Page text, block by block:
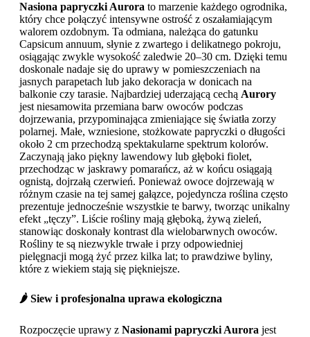
Nasiona papryczki Aurora to marzenie każdego ogrodnika,
który chce połączyć intensywne ostrość z oszałamiającym
walorem ozdobnym. Ta odmiana, należąca do gatunku
Capsicum annuum, słynie z zwartego i delikatnego pokroju,
osiągając zwykle wysokość zaledwie 20–30 cm. Dzięki temu
doskonale nadaje się do uprawy w pomieszczeniach na
jasnych parapetach lub jako dekoracja w donicach na
balkonie czy tarasie. Najbardziej uderzającą cechą Aurory
jest niesamowita przemiana barw owoców podczas
dojrzewania, przypominająca zmieniające się światła zorzy
polarnej. Małe, wzniesione, stożkowate papryczki o długości
około 2 cm przechodzą spektakularne spektrum kolorów.
Zaczynają jako piękny lawendowy lub głęboki fiolet,
przechodząc w jaskrawy pomarańcz, aż w końcu osiągają
ognistą, dojrzałą czerwień. Ponieważ owoce dojrzewają w
różnym czasie na tej samej gałązce, pojedyncza roślina często
prezentuje jednocześnie wszystkie te barwy, tworząc unikalny
efekt „tęczy”. Liście rośliny mają głęboką, żywą zieleń,
stanowiąc doskonały kontrast dla wielobarwnych owoców.
Rośliny te są niezwykle trwałe i przy odpowiedniej
pielęgnacji mogą żyć przez kilka lat; to prawdziwe byliny,
które z wiekiem stają się piękniejsze.
🌶️ Siew i profesjonalna uprawa ekologiczna
Rozpoczęcie uprawy z Nasionami papryczki Aurora jest